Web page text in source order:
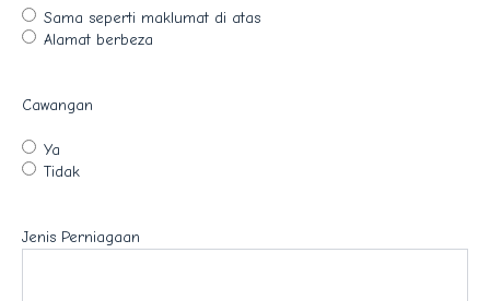
Sama seperti maklumat di atas
Alamat berbeza
Cawangan
Ya
Tidak
Jenis Perniagaan